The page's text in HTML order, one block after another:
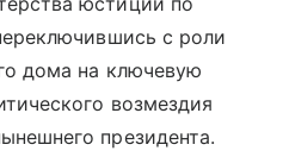
с роли
дома на ключевую
возмездия
президента.